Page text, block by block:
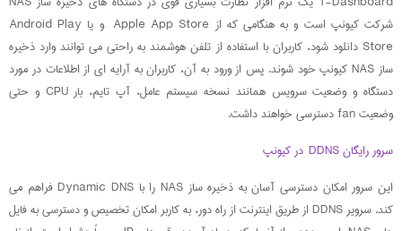
شرکت کیونپ است و به هنگامی که از Apple App Store و یا Android Play
Store دانلود شود، کاربران با استفاده از تلفن هوشمند به راحتی می توانند وارد ذخیره
ساز NAS کیونپ خود شوند. پس از ورود به آن، کاربران به آرایه ای از اطلاعات در مورد
دستگاه و وضعیت سرویس همانند نسخه سیستم عامل، آپ تایم، بار CPU و حتی
وضعیت fan دسترسی خواهند داشت.
سرور رایگان DDNS در کیونپ
این سرور امکان دسترسی آسان به ذخیره ساز NAS را با Dynamic DNS فراهم می
کند. سرویر DDNS از طریق اینترنت از راه دور، به کاربر امکان تخصیص و دسترسی به فایل